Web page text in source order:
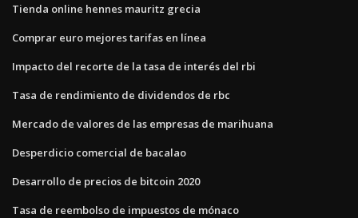
Tienda online hennes mauritz grecia
Comprar euro mejores tarifas en línea
Impacto del recorte de la tasa de interés del rbi
Tasa de rendimiento de dividendos de rbc
Mercado de valores de las empresas de marihuana
Desperdicio comercial de bacalao
Desarrollo de precios de bitcoin 2020
Tasa de reembolso de impuestos de mónaco